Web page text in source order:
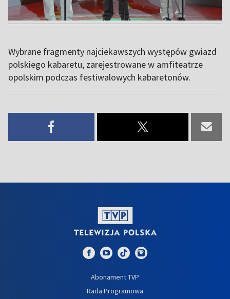
Wybrane fragmenty najciekawszych występów gwiazd
polskiego kabaretu, zarejestrowane w amfiteatrze
opolskim podczas festiwalowych kabaretonów.
Abonament TVP
Rada Programowa